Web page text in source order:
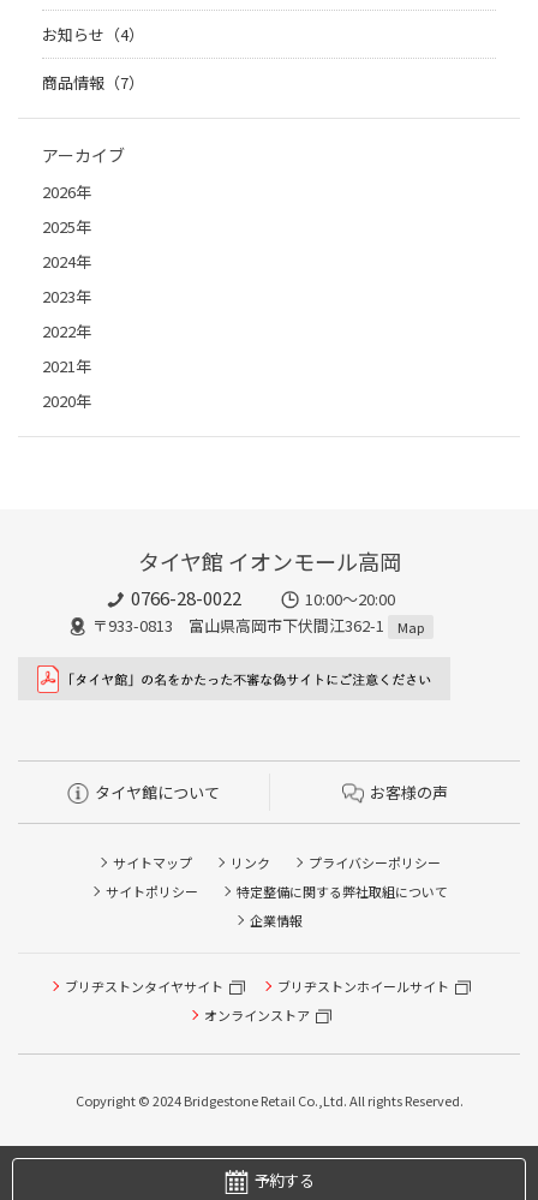
お知らせ（4）
商品情報（7）
アーカイブ
2026年
2025年
2024年
2023年
2022年
2021年
2020年
タイヤ館 イオンモール高岡
0766-28-0022
10:00～20:00
〒933-0813 富山県高岡市下伏間江362-1
Map
タイヤ館について お客様の声
サイトマップ リンク
プライバシーポリシー
サイトポリシー
特定整備に関する弊社取組について
企業情報
ブリヂストンタイヤサイト
ブリヂストンホイールサイト
オンラインストア
Copyright © 2024 Bridgestone Retail Co.,Ltd. All rights Reserved.
予約する
ピット作業の予約